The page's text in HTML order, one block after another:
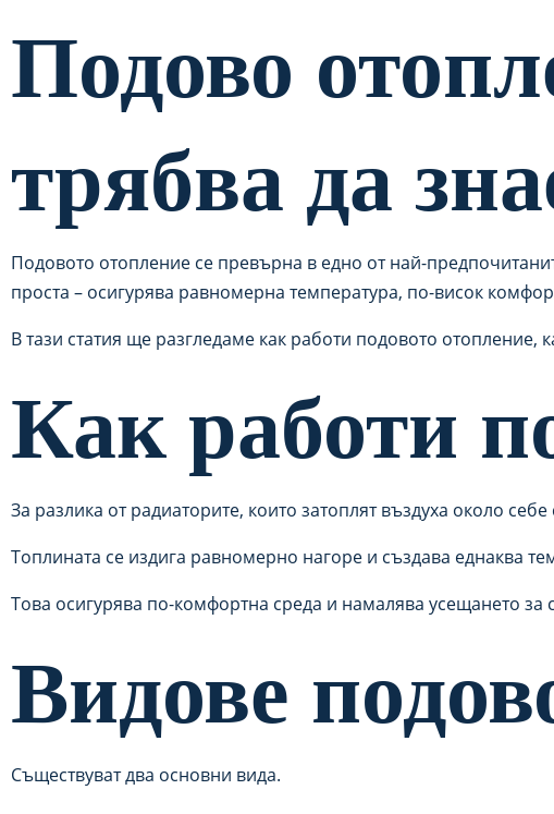
Подово
трябва да
Подовото отопление се превърна в едно от най-
проста – осигурява равномерна температура, по-висок
В тази статия ще разгледаме как работи подовото
Как работи
За разлика от радиаторите, които затоплят въздуха около
Топлината се издига равномерно нагоре и създава еднаква
Това осигурява по-комфортна среда и намалява усещането за
Видове
Съществуват два основни вида.